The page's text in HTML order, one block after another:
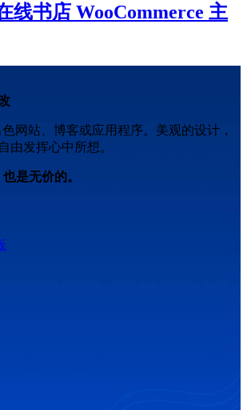
线书店 WooCommerce 主
网站、博客或应用程序。美观的设计，
由发挥心中所想。
是无价的。